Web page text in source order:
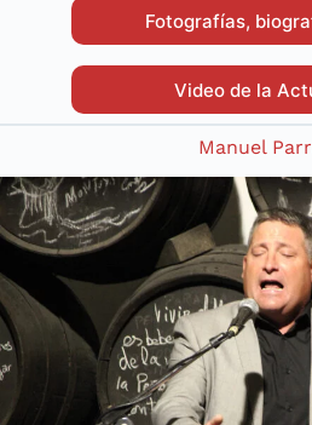
Fotografías,
Video de la
Manuel